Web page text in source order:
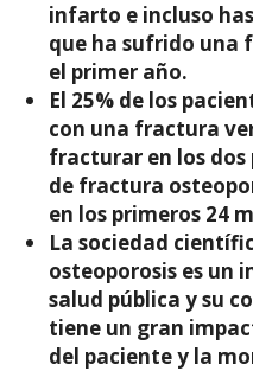
infarto e incluso
que ha sufrido una
el primer año.
El 25% de los
con una fractura
fracturar en los dos
de fractura
en los primeros 24
La sociedad
osteoporosis es un
salud pública y su
tiene un gran
del paciente y la